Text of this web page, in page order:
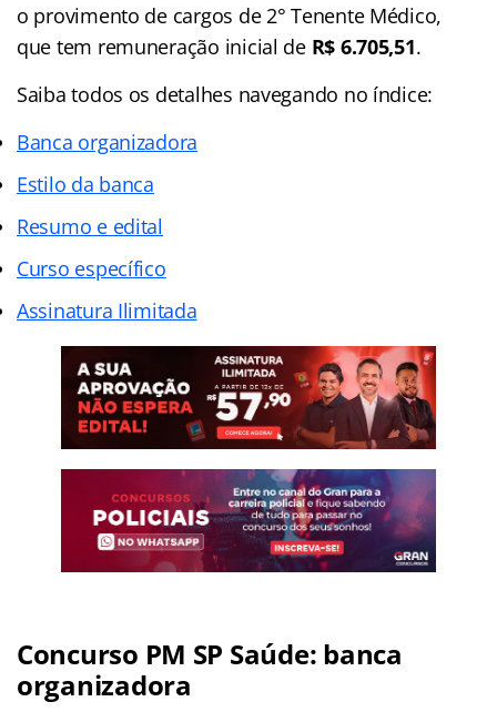
o provimento de cargos de 2° Tenente Médico,
que tem remuneração inicial de R$ 6.705,51.
Saiba todos os detalhes navegando no índice:
Banca organizadora
Estilo da banca
Resumo e edital
Curso específico
Assinatura Ilimitada
Concurso PM SP Saúde: banca
organizadora